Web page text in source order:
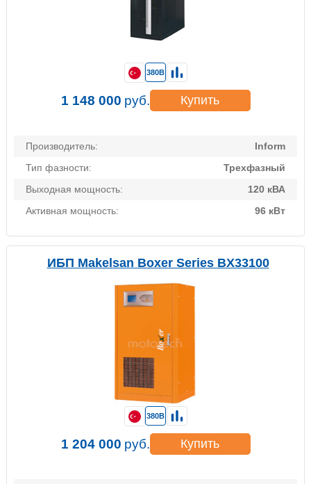
Производитель:
Inform
Тип фазности:
Трехфазный
Выходная мощность:
120 кВА
Активная мощность:
96 кВт
380В
1 148 000 руб. Купить
ИБП Makelsan Boxer Series BX33100
380В
1 204 000 руб. Купить